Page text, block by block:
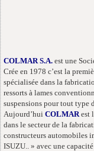
COLMAR S.A. est une
Crée en 1978 c’est la
spécialisée dans la
ressorts à lames
suspensions pour tout type
Aujourd’hui COLMARest
dans le secteur de la
constructeurs automobiles
ISUZU.. » avec une